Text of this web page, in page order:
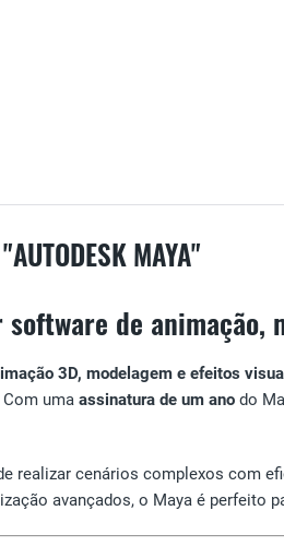
MAYA"
de
3D, modelagem e efeitos
uma assinatura de um ano do
realizar cenários complexos com
avançados, o Maya é perfeito